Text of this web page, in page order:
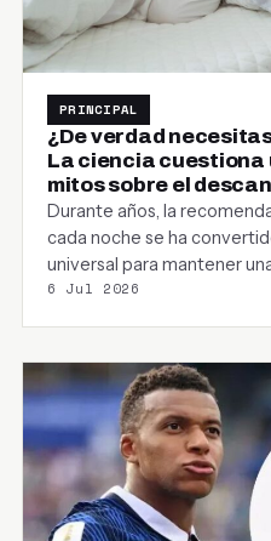
PRINCIPAL
¿De verdad
La ciencia cuestiona
mitos sobre el
Durante años, la
cada noche se ha
universal para mantener
6 Jul 2026